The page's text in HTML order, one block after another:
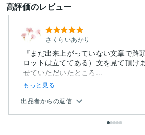
高評価のレビュー
さくらいあかり
『まだ出来上がっていない文章で路
ロットは立ててある）文を見て頂け
せていただいたところ...
もっと見る
出品者からの返信